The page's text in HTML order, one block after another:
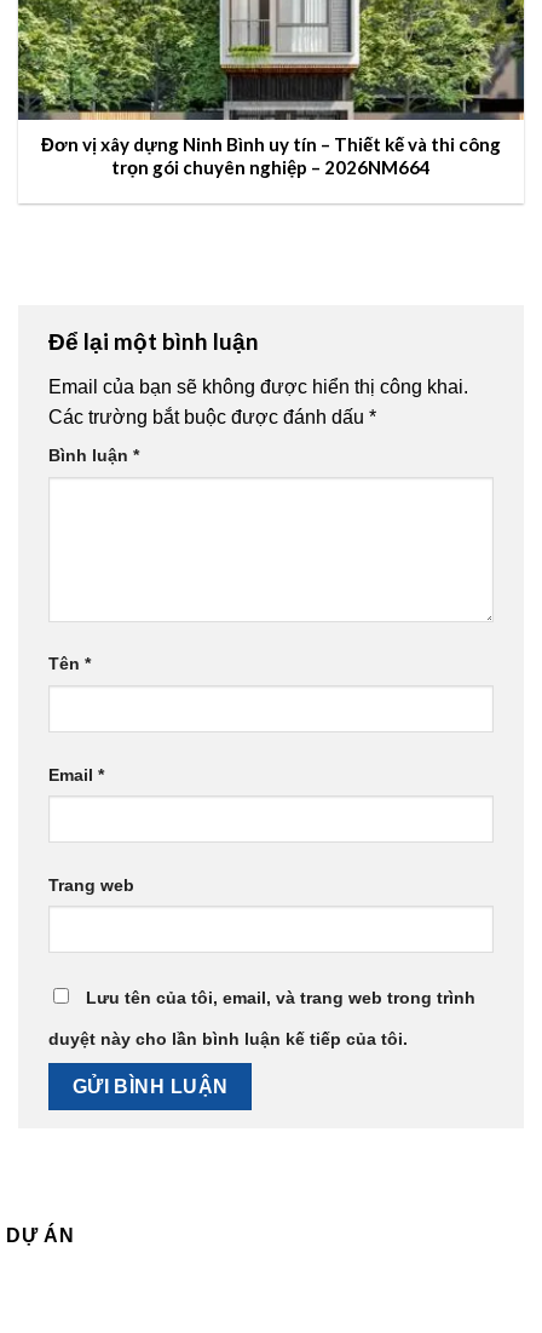
Đơn vị xây dựng Ninh Bình uy tín – Thiết kế và thi công
trọn gói chuyên nghiệp – 2026NM664
Để lại một bình luận
Email của bạn sẽ không được hiển thị công khai.
Các trường bắt buộc được đánh dấu *
Bình luận *
Tên *
Email *
Trang web
Lưu tên của tôi, email, và trang web trong trình
duyệt này cho lần bình luận kế tiếp của tôi.
DỰ ÁN